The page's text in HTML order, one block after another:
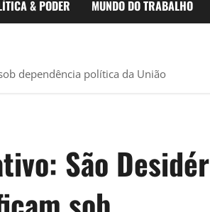
& PODER MUNDO DO TRABALHO
dependência política da União
São